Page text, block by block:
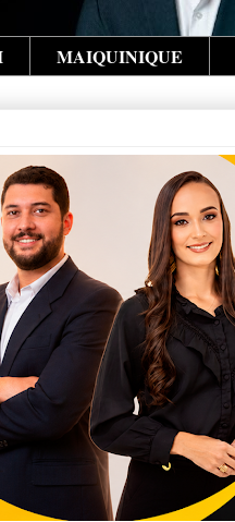
MAIQUINIQUE